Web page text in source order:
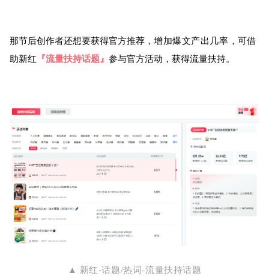
那节后创作者还想要获得官方推荐， 增加爆文产出几率，可借
助新红 『流量扶持话题』 参与官方活动，获得流量扶持。
▲ 新红-话题/热词-流量扶持话题